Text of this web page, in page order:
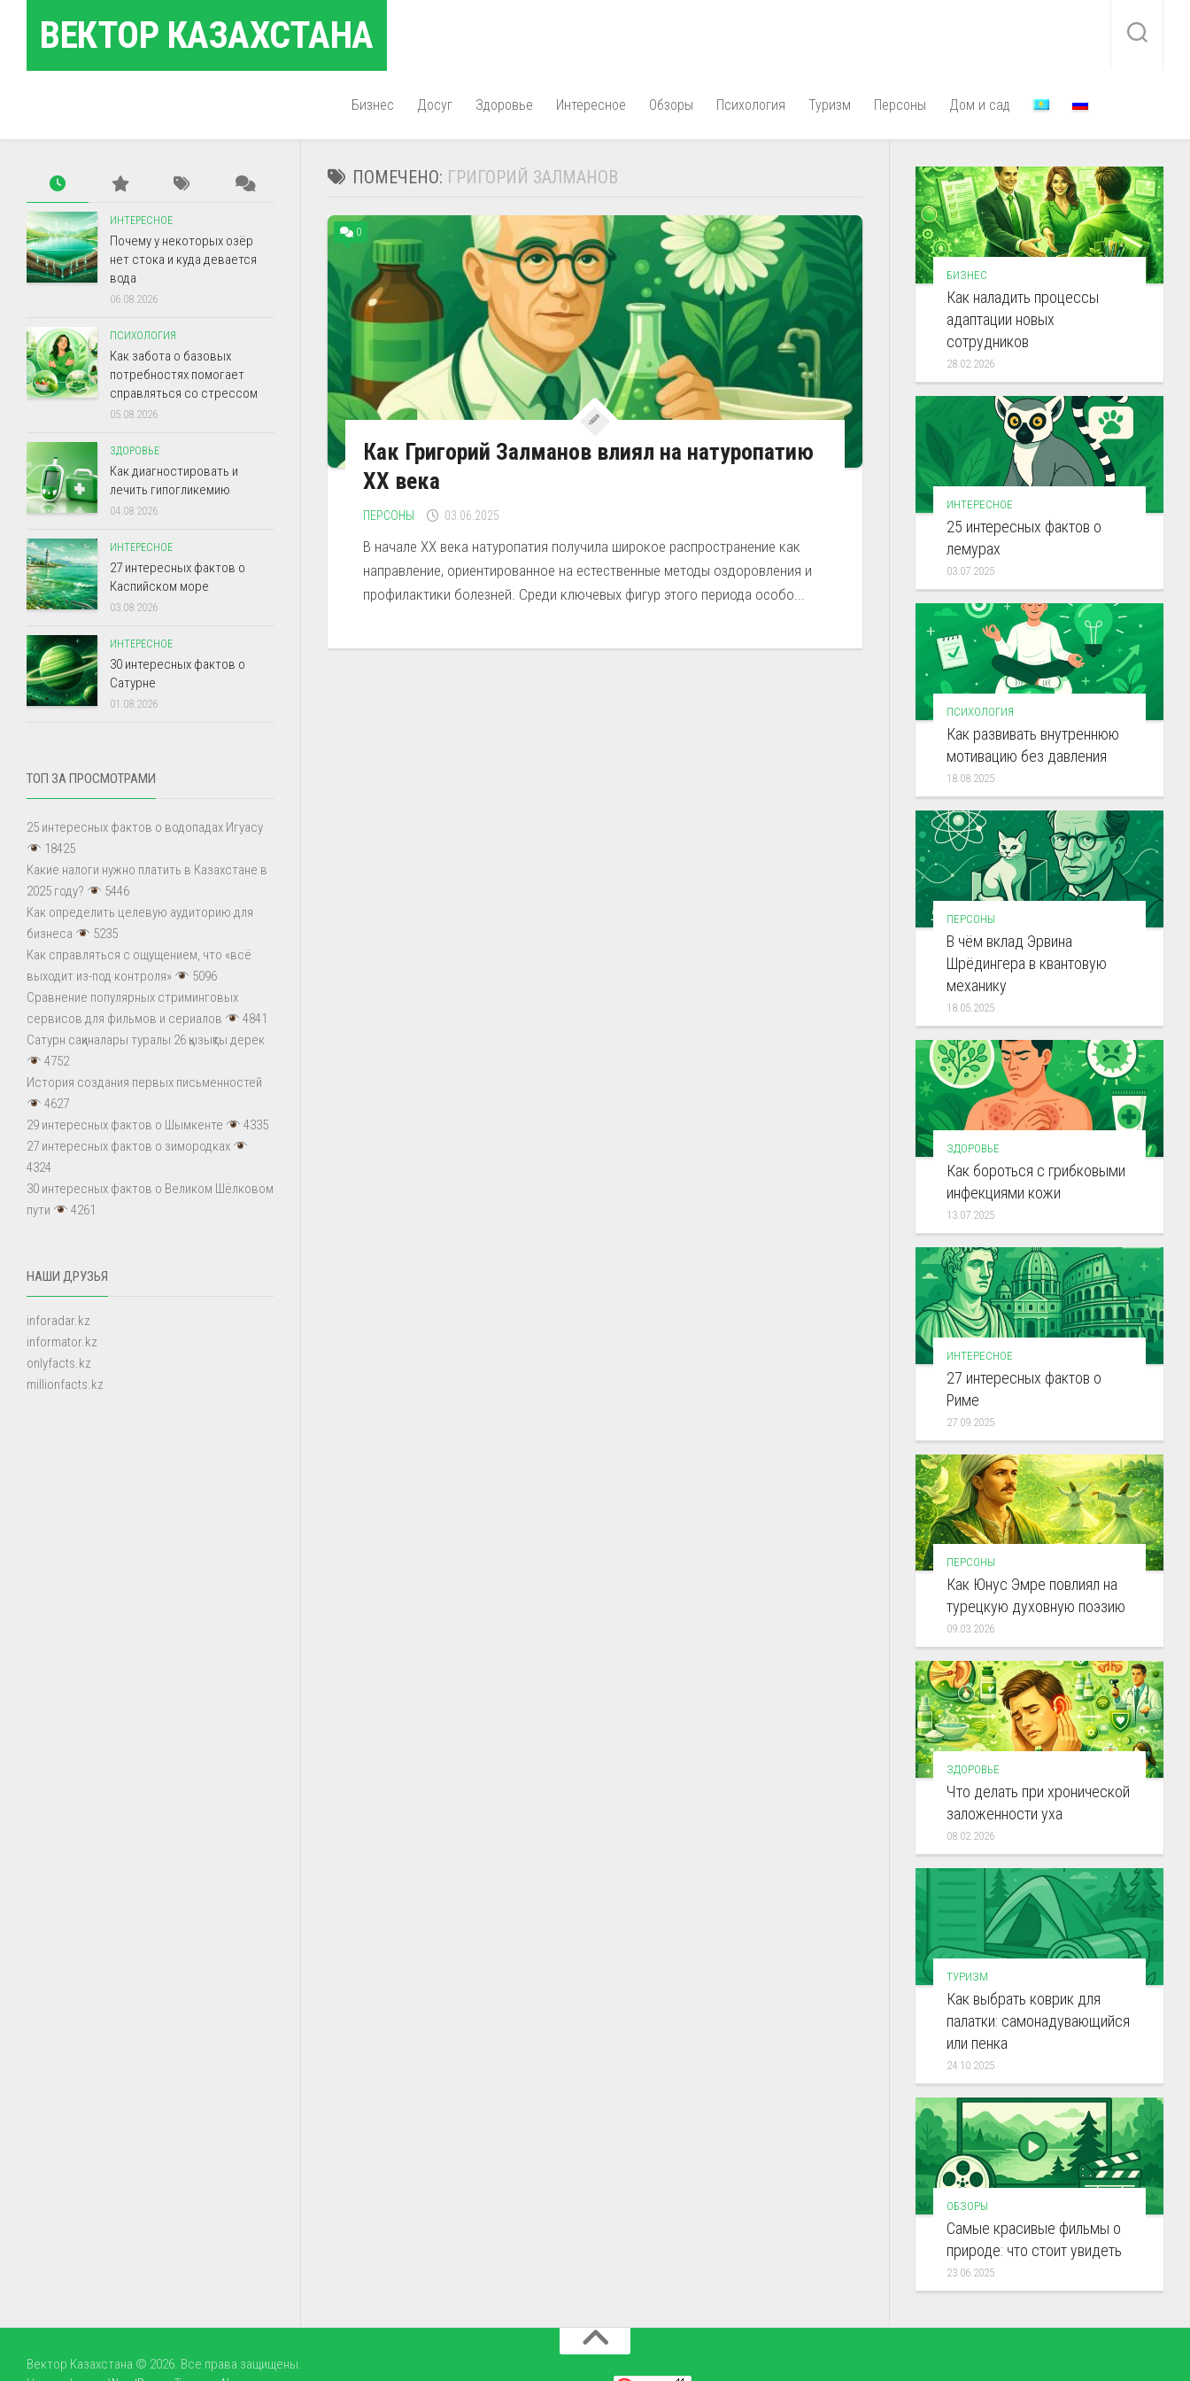
содержаниюВЕКТОР КАЗАХСТАНА
Бизнес Досуг Здоровье Интересное Обзоры Психология Туризм Персоны Дом и сад
ПОМЕЧЕНО: ГРИГОРИЙ ЗАЛМАНОВ
0
Как Григорий Залманов влиял на натуропатию
XX века
ПЕРСОНЫ 03.06.2025
В начале XX века натуропатия получила широкое распространение как
направление, ориентированное на естественные методы оздоровления и
профилактики болезней. Среди ключевых фигур этого периода особо...
ИНТЕРЕСНОЕ
Почему у некоторых озёр
нет стока и куда девается
вода
06.08.2026
ПСИХОЛОГИЯ
Как забота о базовых
потребностях помогает
справляться со стрессом
05.08.2026
ЗДОРОВЬЕ
Как диагностировать и
лечить гипогликемию
04.08.2026
ИНТЕРЕСНОЕ
27 интересных фактов о
Каспийском море
03.08.2026
ИНТЕРЕСНОЕ
30 интересных фактов о
Сатурне
01.08.2026
ТОП ЗА ПРОСМОТРАМИ
25 интересных фактов о водопадах Игуасу
18425
Какие налоги нужно платить в Казахстане в
2025 году?
5446
Как определить целевую аудиторию для
бизнеса
5235
Как справляться с ощущением, что «всё
выходит из-под контроля»
5096
Сравнение популярных стриминговых
сервисов для фильмов и сериалов
4841
Сатурн сақиналары туралы 26 қызықты дерек
4752
История создания первых письменностей
4627
29 интересных фактов о Шымкенте
4335
27 интересных фактов о зимородках
4324
30 интересных фактов о Великом Шёлковом
пути
4261
НАШИ ДРУЗЬЯ
inforadar.kz
informator.kz
onlyfacts.kz
millionfacts.kz
БИЗНЕС
Как наладить процессы
адаптации новых
сотрудников
28.02.2026
ИНТЕРЕСНОЕ
25 интересных фактов о
лемурах
03.07.2025
ПСИХОЛОГИЯ
Как развивать внутреннюю
мотивацию без давления
18.08.2025
ПЕРСОНЫ
В чём вклад Эрвина
Шрёдингера в квантовую
механику
18.05.2025
ЗДОРОВЬЕ
Как бороться с грибковыми
инфекциями кожи
13.07.2025
ИНТЕРЕСНОЕ
27 интересных фактов о
Риме
27.09.2025
ПЕРСОНЫ
Как Юнус Эмре повлиял на
турецкую духовную поэзию
09.03.2026
ЗДОРОВЬЕ
Что делать при хронической
заложенности уха
08.02.2026
ТУРИЗМ
Как выбрать коврик для
палатки: самонадувающийся
или пенка
24.10.2025
ОБЗОРЫ
Самые красивыe фильмы о
природе: что стоит увидеть
23.06.2025
Вектор Казахстана © 2026. Все права защищены.